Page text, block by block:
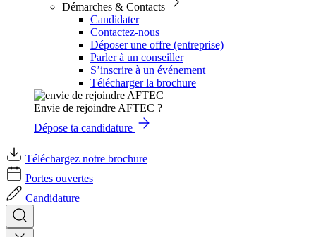
Démarches & Contacts
Candidater
Contactez-nous
Déposer une offre (entreprise)
Parler à un conseiller
S’inscrire à un événement
Télécharger la brochure
Envie de rejoindre AFTEC ?
Dépose ta candidature
Téléchargez notre brochure
Portes ouvertes
Candidature